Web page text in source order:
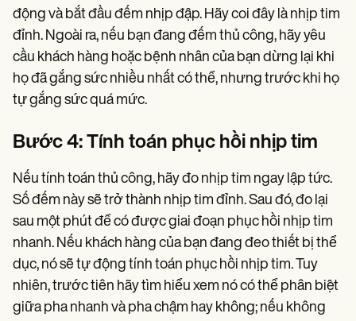
động và bắt đầu đếm nhịp đập. Hãy coi đây là nhịp tim
đỉnh. Ngoài ra, nếu bạn đang đếm thủ công, hãy yêu
cầu khách hàng hoặc bệnh nhân của bạn dừng lại khi
họ đã gắng sức nhiều nhất có thể, nhưng trước khi họ
tự gắng sức quá mức.
Bước 4: Tính toán phục hồi nhịp tim
Nếu tính toán thủ công, hãy đo nhịp tim ngay lập tức.
Số đếm này sẽ trở thành nhịp tim đỉnh. Sau đó, đo lại
sau một phút để có được giai đoạn phục hồi nhịp tim
nhanh. Nếu khách hàng của bạn đang đeo thiết bị thể
dục, nó sẽ tự động tính toán phục hồi nhịp tim. Tuy
nhiên, trước tiên hãy tìm hiểu xem nó có thể phân biệt
giữa pha nhanh và pha chậm hay không; nếu không